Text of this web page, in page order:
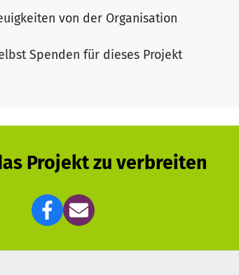
von der Organisation
Spenden für dieses Projekt
Projekt zu verbreiten